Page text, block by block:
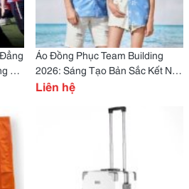
&
Áo Đồng Phục Team Building
2026: Sáng Tạo Bản Sắc Kết Nối
Thành Công
Liên hệ